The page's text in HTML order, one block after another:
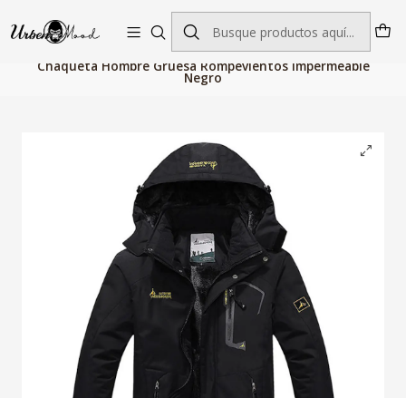
Envío GRATIS desde $60.000 | Entregas rápidas 1–5 días hábiles
Chaquetas y Abrigos Chaquetas
Chaqueta Hombre Gruesa Rompevientos Impermeable
Negro